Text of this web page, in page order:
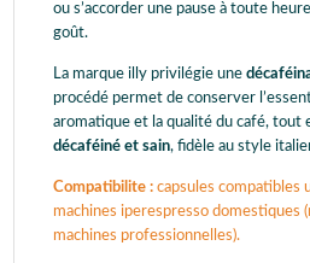
ou s’accorder une pause à toute
goût.
La marque illy privilégie une
procédé permet de conserver
aromatique et la qualité du café, tout
décaféiné et sain, fidèle au style
Compatibilite : capsules compatibles
machines iperespresso domestiques
machines professionnelles).